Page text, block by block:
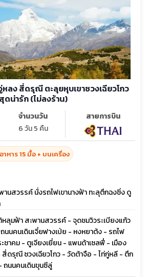
หลง สี่ดรุณี ตะลุยหุบเขาซวงเฉียวโกว
น่ารัก (ไม่ลงร้าน)
จำนวนวัน
6 วัน 5 คืน
สายการบิน
อาหาร 15 มื้อ + บนเครื่อง
นสวรรค์ นั่งรถไฟเขานางฟ้า ทะลุตึกฉงชิ่ง ดู
ลุมฟ้า สะพานสวรรค์ - จุดชมวิวระเบียงแก้ว
นนคนเดินเจี่ยฟางเป่ย - หงหยาต้ง - รถไฟ
ชาคม - ตูเจียงเยี่ยน - แพนด้าเซลฟี่ - เมือง
ดรุณี ซวงเฉียวโกว - วัดต้าจือ - ไท่กู่หลี - ตึก
ถนนคนเดินขุนซีลู่